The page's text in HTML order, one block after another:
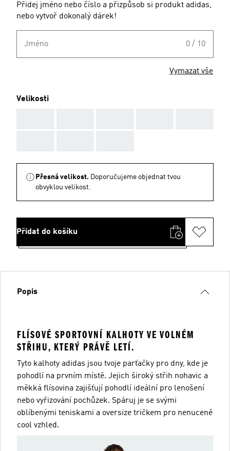
Přidej jméno nebo číslo a přizpůsob si produkt adidas,
nebo vytvoř dokonalý dárek!
Jméno 0 / 10
Vymazat vše
Velikosti
Přesná velikost. Doporučujeme objednat tvou
obvyklou velikost.
Přidat do košíku
Popis
FLÍSOVÉ SPORTOVNÍ KALHOTY VE VOLNÉM
STŘIHU, KTERÝ PRÁVĚ LETÍ.
Tyto kalhoty adidas jsou tvoje parťačky pro dny, kde je
pohodlí na prvním místě. Jejich široký střih nohavic a
měkká flísovina zajišťují pohodlí ideální pro lenošení
nebo vyřizování pochůzek. Spáruj je se svými
oblíbenými teniskami a oversize tričkem pro nenuceně
cool vzhled.